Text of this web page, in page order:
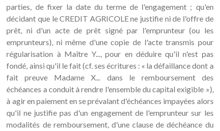
parties, de fixer la date du terme de l'engagement ; qu'en
décidant que le CREDIT AGRICOLE ne justifie ni de l'offre de
prêt, ni d'un acte de prêt signé par l'emprunteur (ou les
emprunteurs), ni même d'une copie de l'acte transmis pour
régularisation à Maître Y..., pour en déduire qu'il n'est pas
fondé, ainsi qu'il le fait (cf. ses écritures : « la défaillance dont a
fait preuve Madame X... dans le remboursement des
échéances a conduit à rendre l'ensemble du capital exigible »),
à agir en paiement en se prévalant d'échéances impayées alors
qu'il ne justifie pas d'un engagement de l'emprunteur sur les
modalités de remboursement, d'une clause de déchéance du